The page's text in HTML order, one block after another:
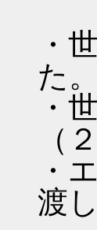
・
た。
・
（
・
渡